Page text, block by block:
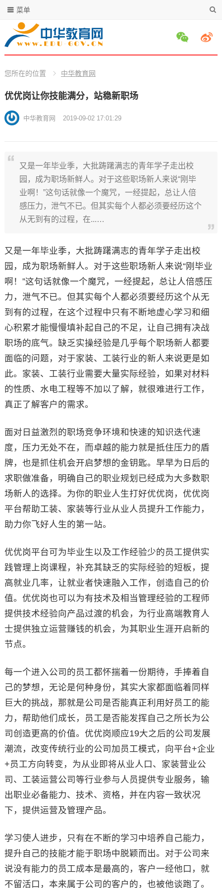
菜单
您所在的位置 中华教育网
优优岗让你技能满分，站稳新职场
中华教育网 2019-09-02 17:01:29
又是一年毕业季，大批踌躇满志的青年学子走出校
园，成为职场新鲜人。对于这些职场新人来说“刚毕
业啊！”这句话就像一个魔咒，一经提起，总让人倍
感压力，泄气不已。但其实每个人都必须要经历这个
从无到有的过程，在...…
又是一年毕业季，大批踌躇满志的青年学子走出校
园，成为职场新鲜人。对于这些职场新人来说“刚毕业
啊！”这句话就像一个魔咒，一经提起，总让人倍感压
力，泄气不已。但其实每个人都必须要经历这个从无
到有的过程，在这个过程中只有不断地虚心学习和细
心积累才能慢慢填补起自己的不足，让自己拥有决战
职场的底气。缺乏实操经验是几乎每个职场新人都要
面临的问题，对于家装、工装行业的新人来说更是如
此。家装、工装行业需要大量实际经验，如果对材料
的性质、水电工程等不加以了解，就很难进行工作，
真正了解客户的需求。
面对日益激烈的职场竞争环境和快速的知识迭代速
度，压力无处不在，而卓越的能力就是抵住压力的盾
牌，也是抓住机会开启梦想的金钥匙。早早为日后的
求职做准备，明确自己的职业规划已经成为大多数职
场新人的选择。为你的职业人生打好优优岗，优优岗
平台帮助工装、家装等行业从业人员提升工作能力，
助力你飞好人生的第一站。
优优岗平台可为毕业生以及工作经验少的员工提供实
践管理上岗课程，补充其缺乏的实际经验的短板，提
高就业几率，让就业者快速融入工作，创造自己的价
值。优优岗也可以为有技术及相当管理经验的工程师
提供技术经验向产品过渡的机会，为行业高端教育人
士提供独立运营赚钱的机会，为其职业生涯开启新的
节点。
每一个进入公司的员工都怀揣着一份期待，手捧着自
己的梦想，无论是何种身份，其实大家都面临着同样
巨大的挑战，那就是公司是否能真正利用好员工的能
力，帮助他们成长，员工是否能发挥自己之所长为公
司创造更高的价值。优优岗顺应19大之后的公司发展
潮流，改变传统行业的公司加员工模式，向平台+企业
+员工方向转变，为从业即将从业人口、家装营业公
司、工装运营公司等行业参与人员提供专业服务，输
出职业必备能力、技术、资格，并在内容一致状况
下，提供运营及管理产品。
学习使人进步，只有在不断的学习中培养自己能力，
提升自己的技能才能于职场中脱颖而出。对于公司来
说没有能力的员工成本是最高的，客户一经他口，就
不留活口，本来属于公司的客户的，也被他谈跑了。